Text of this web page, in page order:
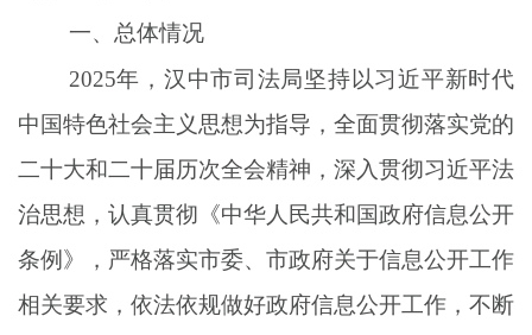
一、总体情况
2025年，汉中市司法局坚持以习近平新时代
中国特色社会主义思想为指导，全面贯彻落实党的
二十大和二十届历次全会精神， 深入贯彻习近平法
治思想， 认真贯彻 《中华人民共和国政府信息公开
条例》
， 严格落实市委、市政府关于信息公开工作
相关要求 ，依法依规做好政府信息公开工作， 不断